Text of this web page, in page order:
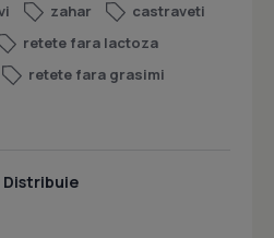
zahar
castraveti
retete fara lactoza
retete fara grasimi
Distribuie